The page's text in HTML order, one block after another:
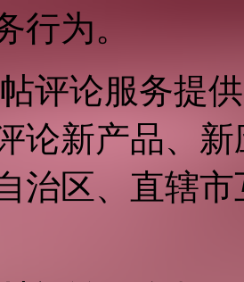
行为。
评论服务提
论新产品、
治区、直辖